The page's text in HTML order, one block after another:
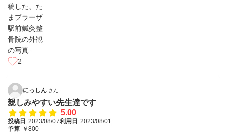
2
にっしん さん
親しみやすい先生達です
5.00
投稿日 2023/08/07利用日 2023/08/01
予算 ￥800